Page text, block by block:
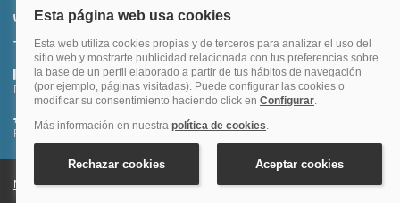
Transferencia bancaria
Divide tu compra en 3 pagos al 0% TAE
Financia hasta en 12 meses o en 4 pagos sin intereses
Nota legal y condiciones de uso de la página web Política de Cookies